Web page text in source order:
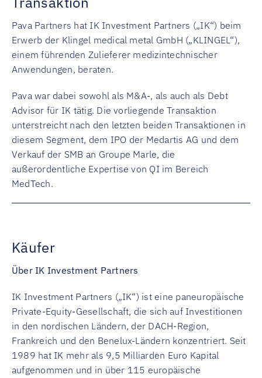
Pava Partners hat IK Investment Partners („IK“) beim
Erwerb der Klingel medical metal GmbH („KLINGEL“),
einem führenden Zulieferer medizintechnischer
Anwendungen, beraten.
Pava war dabei sowohl als M&A-, als auch als Debt
Advisor für IK tätig. Die vorliegende Transaktion
unterstreicht nach den letzten beiden Transaktionen in
diesem Segment, dem IPO der Medartis AG und dem
Verkauf der SMB an Groupe Marle, die
außerordentliche Expertise von QI im Bereich
MedTech.
Käufer
Über IK Investment Partners
IK Investment Partners („IK“) ist eine paneuropäische
Private-Equity-Gesellschaft, die sich auf Investitionen
in den nordischen Ländern, der DACH-Region,
Frankreich und den Benelux-Ländern konzentriert. Seit
1989 hat IK mehr als 9,5 Milliarden Euro Kapital
aufgenommen und in über 115 europäische